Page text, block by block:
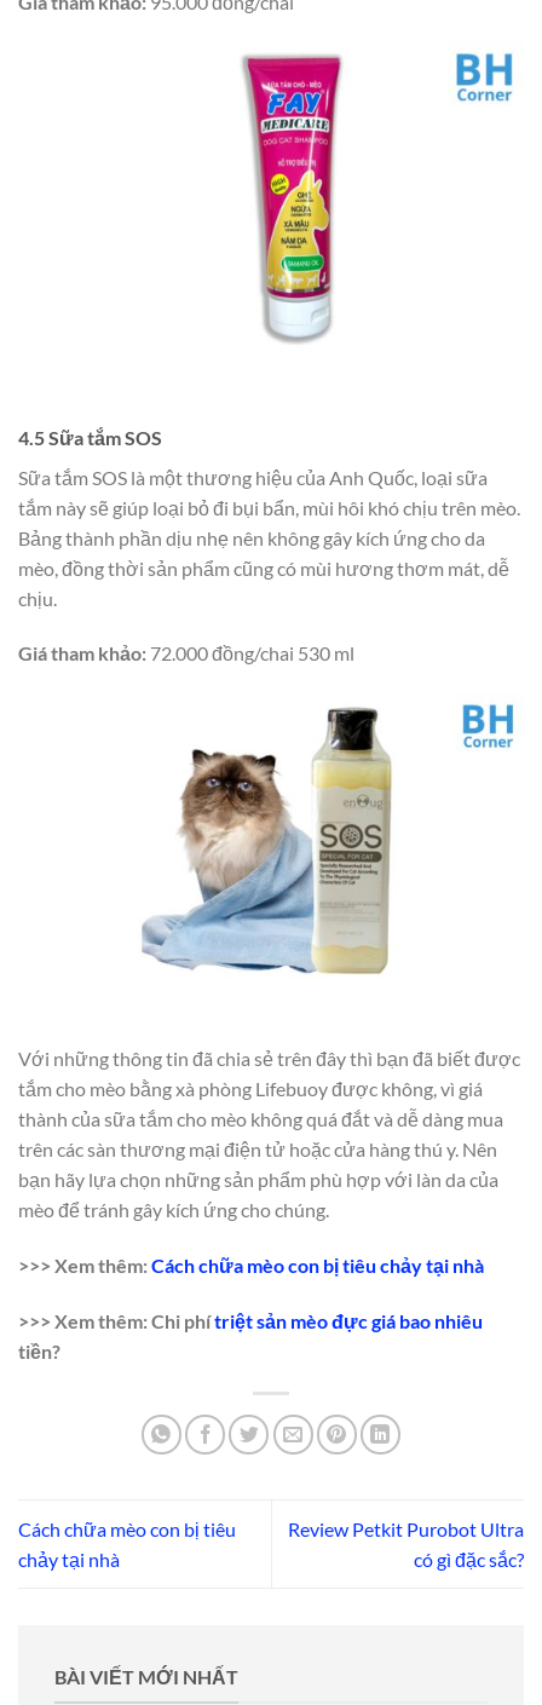
4.5 Sữa tắmSOS
Sữa tắm SOS là một thương hiệu của Anh Quốc, loại sữa
tắm này sẽ giúp loại bỏ đi bụi bẩn, mùi hôi khó chịu trên mèo.
Bảng thành phần dịu nhẹ nên không gây kích ứng cho da
mèo, đồng thời sản phẩm cũng có mùi hương thơm mát, dễ
chịu.
Giá tham khảo: 72.000 đồng/chai 530 ml
Với những thông tin đã chia sẻ trên đây thì bạn đã biết được
tắm cho mèo bằng xà phòng Lifebuoy được không, vì giá
thành của sữa tắm cho mèo không quá đắt và dễ dàng mua
trên các sàn thương mại điện tử hoặc cửa hàng thú y. Nên
bạn hãy lựa chọn những sản phẩm phù hợp với làn da của
mèo để tránh gây kích ứng cho chúng.
>>> Xem thêm:Cách chữa mèo con bị tiêu chảy tại nhà
>>> Xem thêm: Chi phítriệt sản mèo đực giá bao nhiêu
tiền?
Cách chữa mèo con bị tiêu
chảy tại nhà
Review Petkit Purobot Ultra
có gì đặc sắc?
BÀI VIẾT MỚI NHẤT